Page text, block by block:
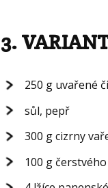
3.
250 g uvařené
sůl, pepř
300 g cizrny
100 g